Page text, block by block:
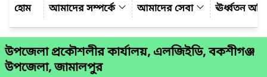
আমাদের সম্পর্কে
আমাদের সেবা ঊর্ধ্বতন
উপজেলা প্রকৌশলীর কার্যালয়, এলজিইডি, বকশীগঞ্জ
উপজেলা, জামালপুর